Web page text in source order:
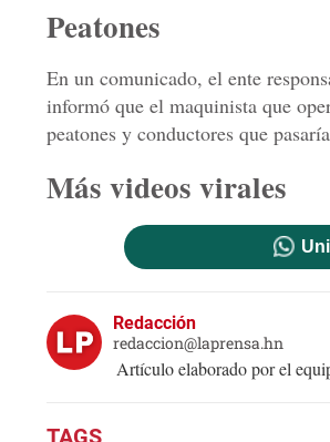
Peatones
En un comunicado, el ente
informó que el maquinista que
peatones y conductores que
Más videos virales
Redacción
redaccion@laprensa.hn
Artículo elaborado por el